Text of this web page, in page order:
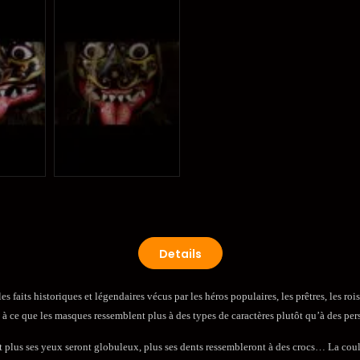
Details
faits historiques et légendaires vécus par les héros populaires, les prêtres, les
que les masques ressemblent plus à des types de caractères plutôt qu’à des
ses yeux seront globuleux, plus ses dents ressembleront à des crocs… La